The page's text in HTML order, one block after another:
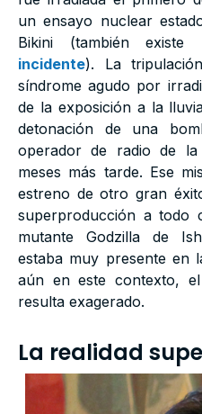
un ensayo nuclear
Bikini (también existe
incidente). La
síndrome agudo por
de la exposición a la
detonación de una
operador de radio de la
meses más tarde. Ese
estreno de otro gran
superproducción a todo
mutante Godzilla de
estaba muy presente en
aún en este contexto,
resulta exagerado.
La realidad